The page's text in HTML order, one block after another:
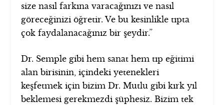
size nasıl farkına varacağınızı ve nasıl
göreceğinizi öğretir. Ve bu kesinlikle tıpta
çok faydalanacağınız bir şeydir.”
Dr. Semple gibi hem sanat hem tıp eğitimi
alan birisinin, içindeki yetenekleri
keşfetmek için bizim Dr. Mutlu gibi kırk yıl
beklemesi gerekmezdi şüphesiz. Bizim tek